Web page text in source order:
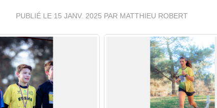
PUBLIÉ LE 15 JANV. 2025 PAR MATTHIEU ROBERT